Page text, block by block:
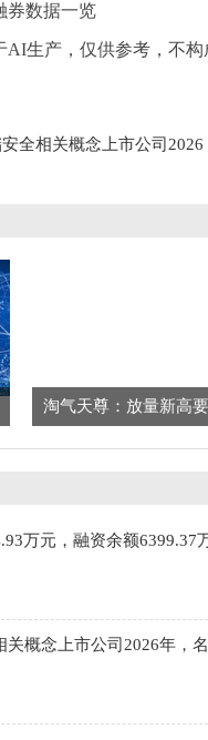
券数据一览
AI生产，仅供参考，不
全相关概念上市公司2026
万元，融资余额6399.37
关概念上市公司2026年，